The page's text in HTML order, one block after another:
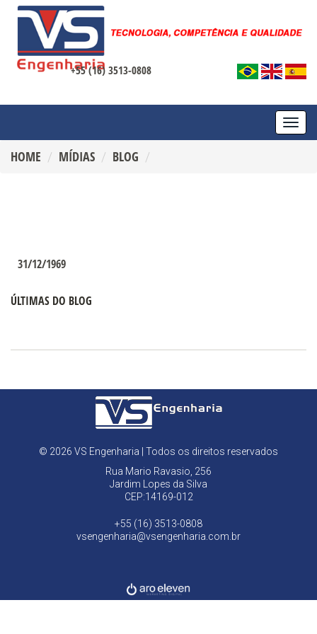
+55 (16) 3513-0808
HOME MÍDIAS BLOG
31/12/1969
ÚLTIMAS DO BLOG
© 2026 VS Engenharia | Todos os direitos reservados
Rua Mario Ravasio, 256
Jardim Lopes da Silva
CEP:14169-012
+55 (16) 3513-0808
vsengenharia@vsengenharia.com.br